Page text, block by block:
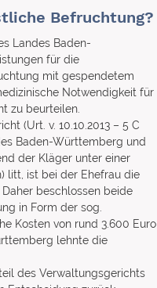
Befruchtung?
Landes Baden-
für die
mit gespendetem
Notwendigkeit für
zu beurteilen.
(Urt. v. 10.10.2013 – 5 C
Baden-Württemberg und
der Kläger unter einer
litt, ist bei der Ehefrau die
beschlossen beide
in Form der sog.
Kosten von rund 3.600 Euro
lehnte die
des Verwaltungsgerichts